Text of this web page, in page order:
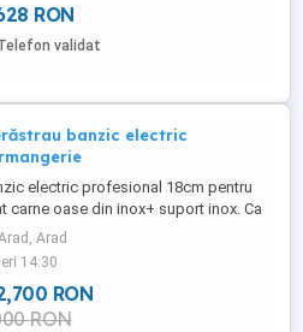
RON
validat
banzic electric
electric profesional 18cm pentru
carne oase din inox+ suport inox. Ca
folosit foarte putin in carmangerie.
vedea in Judetul Arad. Nu trimit
curierat.
Arad
ieri 14:30
RON
RON